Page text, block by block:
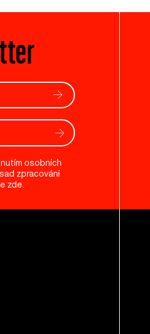
osobních
zpracování
zde.